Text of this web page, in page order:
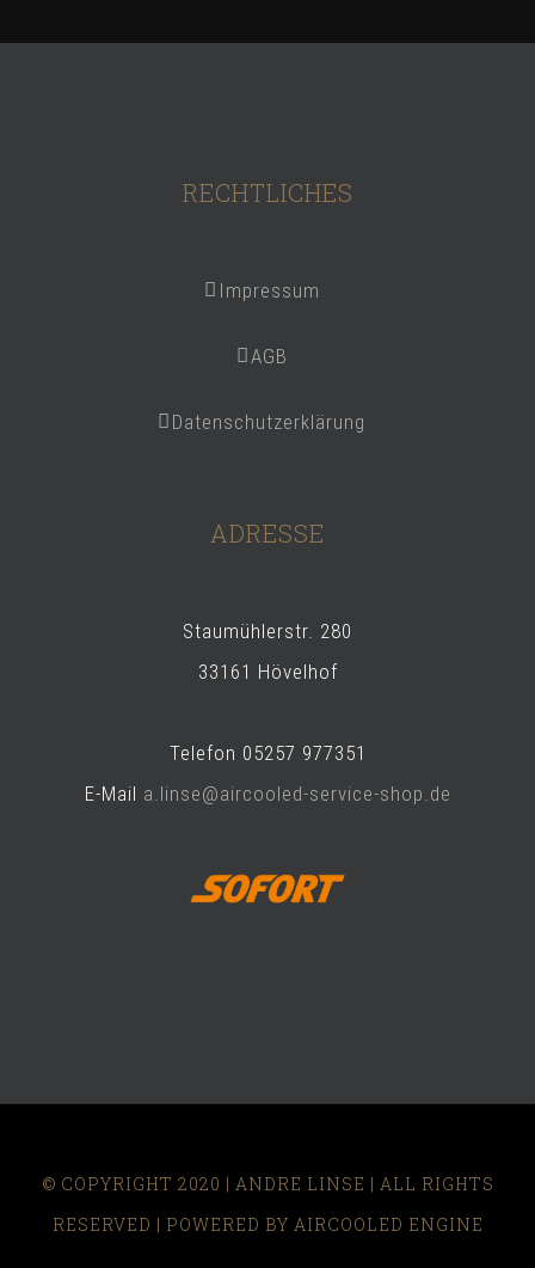
RECHTLICHES
Impressum
AGB
Datenschutzerklärung
ADRESSE
Staumühlerstr. 280
33161 Hövelhof
Telefon 05257 977351
E-Mail a.linse@aircooled-service-shop.de
© COPYRIGHT 2020 | ANDRE LINSE | ALL RIGHTS
RESERVED | POWERED BY AIRCOOLED ENGINE